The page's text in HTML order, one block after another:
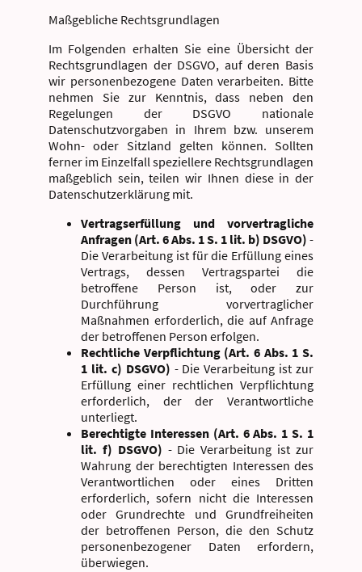
Maßgebliche Rechtsgrundlagen
Im Folgenden erhalten Sie eine Übersicht der
Rechtsgrundlagen der DSGVO, auf deren Basis
wir personenbezogene Daten verarbeiten. Bitte
nehmen Sie zur Kenntnis, dass neben den
Regelungen der DSGVO nationale
Datenschutzvorgaben in Ihrem bzw. unserem
Wohn- oder Sitzland gelten können. Sollten
ferner im Einzelfall speziellere Rechtsgrundlagen
maßgeblich sein, teilen wir Ihnen diese in der
Datenschutzerklärung mit.
Vertragserfüllung und vorvertragliche
Anfragen (Art. 6 Abs. 1 S. 1 lit. b) DSGVO) -
Die Verarbeitung ist für die Erfüllung eines
Vertrags, dessen Vertragspartei die
betroffene Person ist, oder zur
Durchführung vorvertraglicher
Maßnahmen erforderlich, die auf Anfrage
der betroffenen Person erfolgen.
Rechtliche Verpflichtung (Art. 6 Abs. 1 S.
1 lit. c) DSGVO) - Die Verarbeitung ist zur
Erfüllung einer rechtlichen Verpflichtung
erforderlich, der der Verantwortliche
unterliegt.
Berechtigte Interessen (Art. 6 Abs. 1 S. 1
lit. f) DSGVO) - Die Verarbeitung ist zur
Wahrung der berechtigten Interessen des
Verantwortlichen oder eines Dritten
erforderlich, sofern nicht die Interessen
oder Grundrechte und Grundfreiheiten
der betroffenen Person, die den Schutz
personenbezogener Daten erfordern,
überwiegen.